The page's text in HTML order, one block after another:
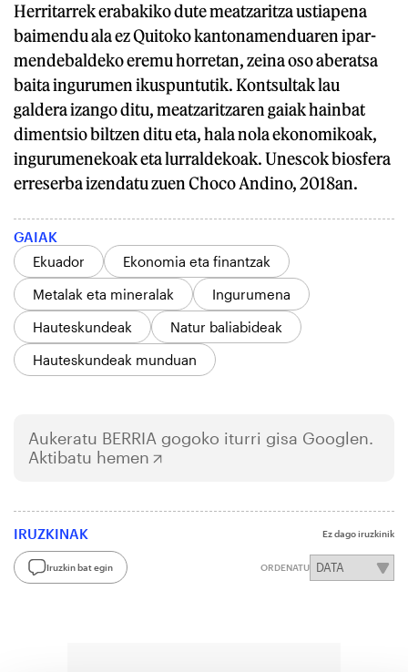
Herritarrek erabakiko dute meatzaritza ustiapena
baimendu ala ez Quitoko kantonamenduaren ipar-
mendebaldeko eremu horretan, zeina oso aberatsa
baita ingurumen ikuspuntutik. Kontsultak lau
galdera izango ditu, meatzaritzaren gaiak hainbat
dimentsio biltzen ditu eta, hala nola ekonomikoak,
ingurumenekoak eta lurraldekoak. Unescok biosfera
erreserba izendatu zuen Choco Andino, 2018an.
GAIAK
Ekuador
Ekonomia eta finantzak
Metalak eta mineralak
Ingurumena
Hauteskundeak
Natur baliabideak
Hauteskundeak munduan
Aukeratu BERRIA gogoko iturri gisa Googlen.
Aktibatu hemen
IRUZKINAK Ez dago iruzkinik
Iruzkin bat egin ORDENATU